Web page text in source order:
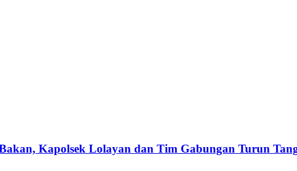
Kapolsek Lolayan dan Tim Gabungan Turun